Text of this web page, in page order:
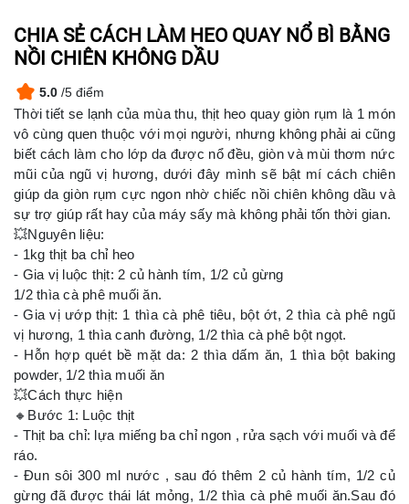
CHIA SẺ CÁCH LÀM HEO QUAY NỔ BÌ BẰNG
NỒI CHIÊN KHÔNG DẦU
5.0 /5 điểm
Thời tiết se lạnh của mùa thu, thịt heo quay giòn rụm là 1 món
vô cùng quen thuộc với mọi người, nhưng không phải ai cũng
biết cách làm cho lớp da được nổ đều, giòn và mùi thơm nức
mũi của ngũ vị hương, dưới đây mình sẽ bật mí cách chiên
giúp da giòn rụm cực ngon nhờ chiếc nồi chiên không dầu và
sự trợ giúp rất hay của máy sấy mà không phải tốn thời gian.
💥Nguyên liệu:
- 1kg thịt ba chỉ heo
- Gia vị luộc thịt: 2 củ hành tím, 1/2 củ gừng
1/2 thìa cà phê muối ăn.
- Gia vị ướp thịt: 1 thìa cà phê tiêu, bột ớt, 2 thìa cà phê ngũ
vị hương, 1 thìa canh đường, 1/2 thìa cà phê bột ngọt.
- Hỗn hợp quét bề mặt da: 2 thìa dấm ăn, 1 thìa bột baking
powder, 1/2 thìa muối ăn
💥Cách thực hiện
🔸Bước 1: Luộc thịt
- Thịt ba chỉ: lựa miếng ba chỉ ngon , rửa sạch với muối và để
ráo.
- Đun sôi 300 ml nước , sau đó thêm 2 củ hành tím, 1/2 củ
gừng đã được thái lát mỏng, 1/2 thìa cà phê muối ăn.Sau đó